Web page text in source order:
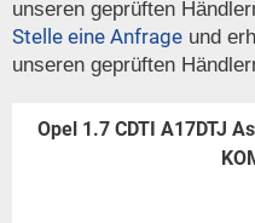
unseren geprüften
Stelle eine Anfrage und
unseren geprüften
Opel 1.7 CDTI A17DTJ